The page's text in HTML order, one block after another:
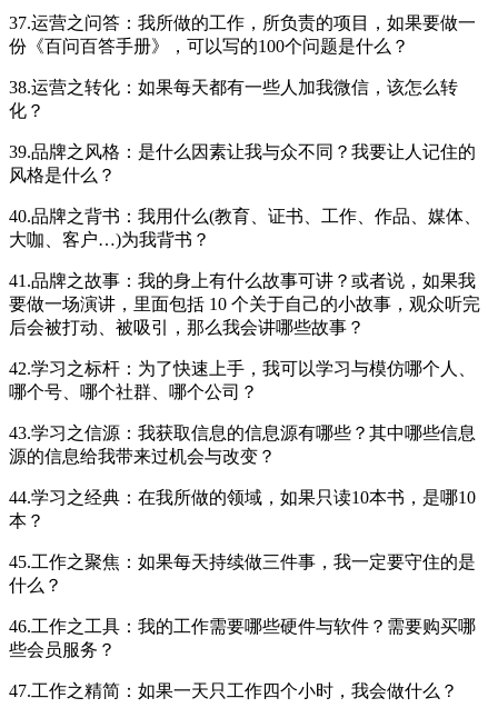
37.运营之问答：我所做的工作，所负责的项目，如果要做一
份《百问百答手册》，可以写的100个问题是什么？
38.运营之转化：如果每天都有一些人加我微信，该怎么转
化？
39.品牌之风格：是什么因素让我与众不同？我要让人记住的
风格是什么？
40.品牌之背书：我用什么(教育、证书、工作、作品、媒体、
大咖、客户…)为我背书？
41.品牌之故事：我的身上有什么故事可讲？或者说，如果我
要做一场演讲，里面包括 10 个关于自己的小故事，观众听完
后会被打动、被吸引，那么我会讲哪些故事？
42.学习之标杆：为了快速上手，我可以学习与模仿哪个人、
哪个号、哪个社群、哪个公司？
43.学习之信源：我获取信息的信息源有哪些？其中哪些信息
源的信息给我带来过机会与改变？
44.学习之经典：在我所做的领域，如果只读10本书，是哪10
本？
45.工作之聚焦：如果每天持续做三件事，我一定要守住的是
什么？
46.工作之工具：我的工作需要哪些硬件与软件？需要购买哪
些会员服务？
47.工作之精简：如果一天只工作四个小时，我会做什么？